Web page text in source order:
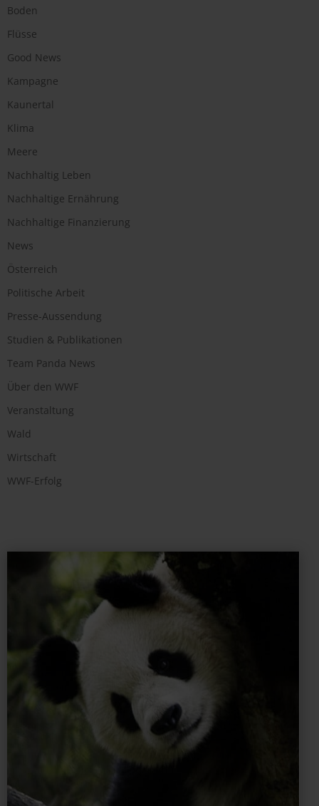
Boden
Flüsse
Good News
Kampagne
Kaunertal
Klima
Meere
Nachhaltig Leben
Nachhaltige Ernährung
Nachhaltige Finanzierung
News
Österreich
Politische Arbeit
Presse-Aussendung
Studien & Publikationen
Team Panda News
Über den WWF
Veranstaltung
Wald
Wirtschaft
WWF-Erfolg